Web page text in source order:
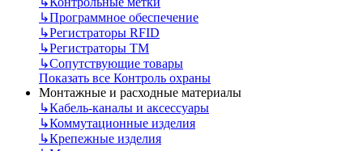
↳Программное обеспечение
↳Регистраторы RFID
↳Регистраторы ТМ
↳Сопутствующие товары
Показать все Контроль охраны
Монтажные и расходные материалы
↳Кабель-каналы и аксессуары
↳Коммутационные изделия
↳Крепежные изделия